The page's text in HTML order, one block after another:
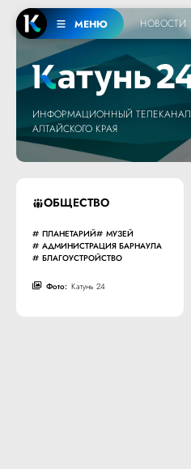
МЕНЮ НОВОСТИ
ИНФОРМАЦИОННЫЙ ТЕЛЕКАНАЛ
АЛТАЙСКОГО КРАЯ
ОБЩЕСТВО
ПЛАНЕТАРИЙ
МУЗЕЙ
АДМИНИСТРАЦИЯ БАРНАУЛА
БЛАГОУСТРОЙСТВО
Фото: Катунь 24